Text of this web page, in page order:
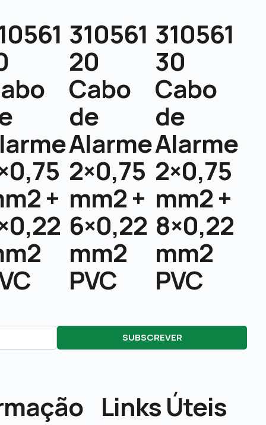
+
310561
20
Cabo
de
Alarme
2×0,75
mm2 +
6×0,22
mm2
PVC
310561
30
Cabo
de
Alarme
2×0,75
mm2 +
8×0,22
mm2
PVC
SUBSCREVER
Links Úteis